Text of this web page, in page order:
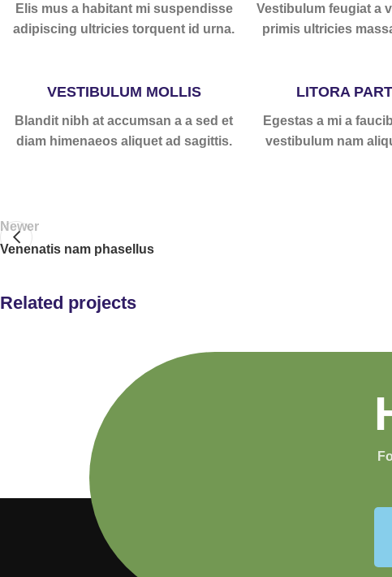
Elis mus a habitant mi suspendisse
adipiscing ultricies torquent id urna.
VESTIBULUM MOLLIS
Blandit nibh at accumsan a a sed et
diam himenaeos aliquet ad sagittis.
Vestibulum feugiat a
primis ultricies
LITORA
Egestas a mi a
vestibulum nam
Newer
Venenatis nam phasellus
Related projects
Suspendisse quam at vestibulum